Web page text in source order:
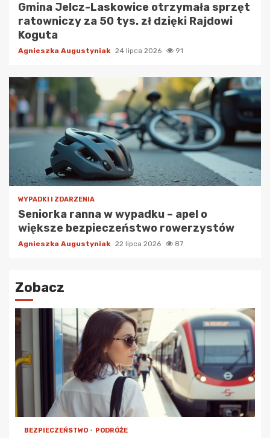
Gmina Jelcz-Laskowice otrzymała sprzęt
ratowniczy za 50 tys. zł dzięki Rajdowi
Koguta
Agnieszka Augustyniak 24 lipca 2026 91
WYPADKI I ZDARZENIA
Seniorka ranna w wypadku – apel o
większe bezpieczeństwo rowerzystów
Agnieszka Augustyniak 22 lipca 2026 87
Zobacz
BEZPIECZEŃSTWO PODRÓŻE